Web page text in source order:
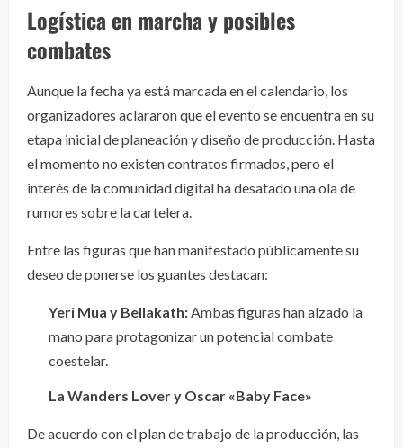
Logística en marcha y posibles
combates
Aunque la fecha ya está marcada en el calendario, los
organizadores aclararon que el evento se encuentra en su
etapa inicial de planeación y diseño de producción. Hasta
el momento no existen contratos firmados, pero el
interés de la comunidad digital ha desatado una ola de
rumores sobre la cartelera.
Entre las figuras que han manifestado públicamente su
deseo de ponerse los guantes destacan:
Yeri Mua y Bellakath:Ambas figuras han alzado la
mano para protagonizar un potencial combate
coestelar.
La Wanders Lover y Oscar «Baby Face»
De acuerdo con el plan de trabajo de la producción, las